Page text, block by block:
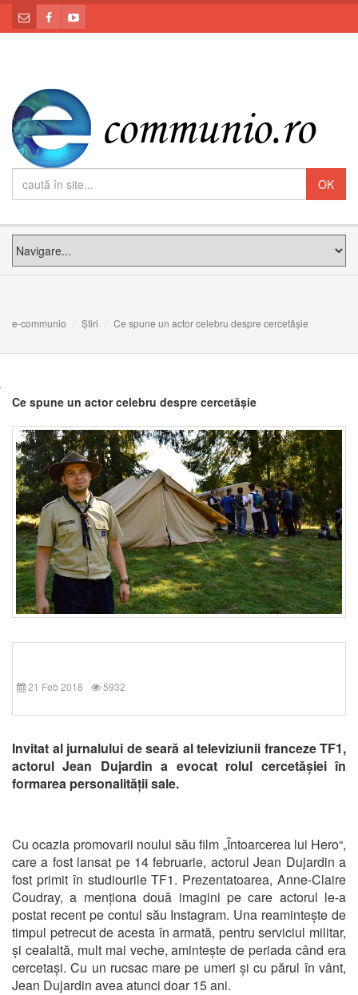
e-communio Știri Ce spune un actor celebru despre cercetășie
Ce spune un actor celebru despre cercetășie
21 Feb 2018 5932
Invitat al jurnalului de seară al televiziunii franceze TF1,
actorul Jean Dujardin a evocat rolul cercetășiei în
formarea personalității sale.
Cu ocazia promovarii noului său film „Întoarcerea lui Hero“,
care a fost lansat pe 14 februarie, actorul Jean Dujardin a
fost primit în studiourile TF1. Prezentatoarea, Anne-Claire
Coudray, a menționa două imagini pe care actorul le-a
postat recent pe contul său Instagram. Una reamintește de
timpul petrecut de acesta în armată, pentru serviciul militar,
și cealaltă, mult mai veche, amintește de periada când era
cercetași. Cu un rucsac mare pe umeri și cu părul în vânt,
Jean Dujardin avea atunci doar 15 ani.